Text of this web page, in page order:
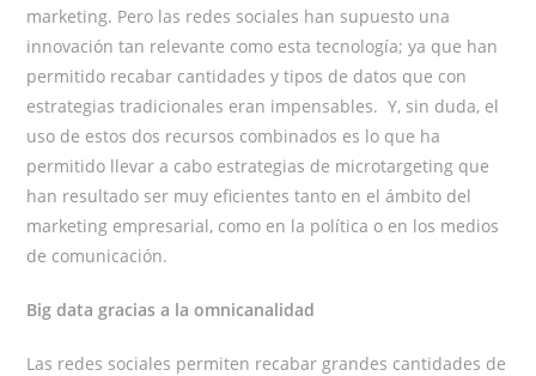
marketing. Pero las redes sociales han supuesto una
innovación tan relevante como esta tecnología; ya que han
permitido recabar cantidades y tipos de datos que con
estrategias tradicionales eran impensables.Y, sin duda, el
uso de estos dos recursos combinados es lo que ha
permitido llevar a cabo estrategias de microtargeting que
han resultado ser muy eficientes tanto en el ámbito del
marketing empresarial, como en la política o en los medios
de comunicación.
Big data gracias a la omnicanalidad
Las redes sociales permiten recabar grandes cantidades de